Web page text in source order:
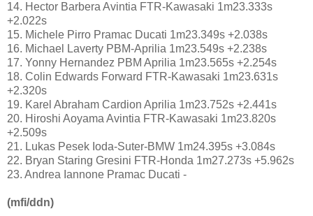
14. Hector Barbera Avintia FTR-Kawasaki 1m23.333s
+2.022s
15. Michele Pirro Pramac Ducati 1m23.349s +2.038s
16. Michael Laverty PBM-Aprilia 1m23.549s +2.238s
17. Yonny Hernandez PBM Aprilia 1m23.565s +2.254s
18. Colin Edwards Forward FTR-Kawasaki 1m23.631s
+2.320s
19. Karel Abraham Cardion Aprilia 1m23.752s +2.441s
20. Hiroshi Aoyama Avintia FTR-Kawasaki 1m23.820s
+2.509s
21. Lukas Pesek Ioda-Suter-BMW 1m24.395s +3.084s
22. Bryan Staring Gresini FTR-Honda 1m27.273s +5.962s
23. Andrea Iannone Pramac Ducati -
(mfi/ddn)